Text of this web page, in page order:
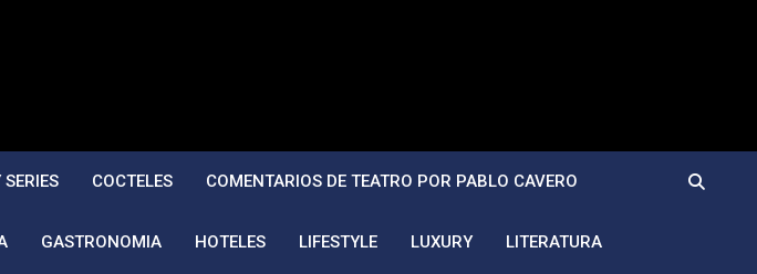
SERIES COCTELES COMENTARIOS DE TEATRO POR PABLO CAVERO
GASTRONOMIA HOTELES LIFESTYLE LUXURY LITERATURA